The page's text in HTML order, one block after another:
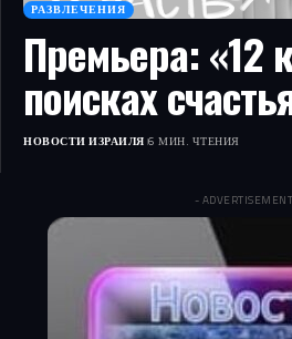
РАЗВЛЕЧЕНИЯ
Премьера: «12
поисках
НОВОСТИ ИЗРАИЛЯ 6 МИН. ЧТЕНИЯ
-